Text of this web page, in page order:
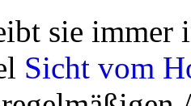
sie immer
Sicht vom